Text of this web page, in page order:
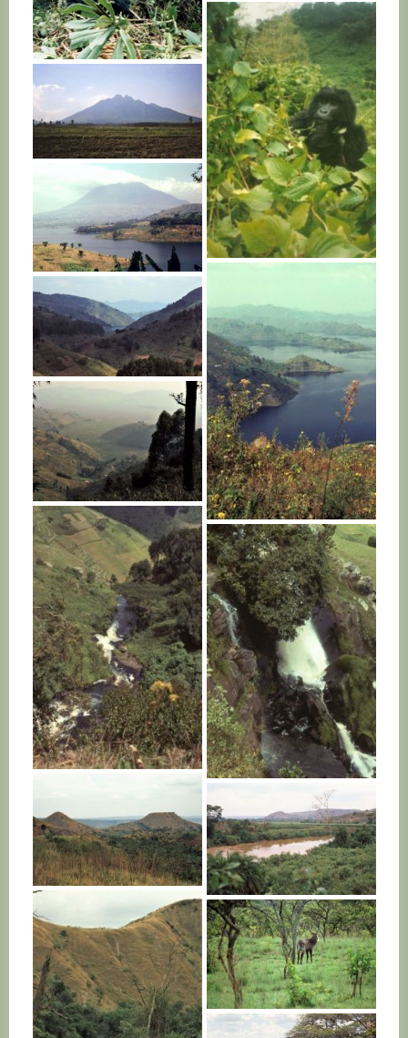
RWANDA
RWANDA
RWANDA
RWANDA
RWANDA
RWANDA
RWANDA
RWANDA